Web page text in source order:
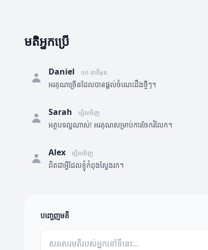
មតិអ្នកប្រើ
Daniel ១០ នាទីមុន
អរគុណច្រើនដែលបានផ្តល់ចំណេះដឹងថ្មីៗ។
Sarah ម្សិលមិញ
អត្ថបទល្អណាស់! អរគុណសម្រាប់ការចែករំលែក។
Alex ម្សិលមិញ
ពិតជាអ្វីដែលខ្ញុំកំពុងស្វែងរក។
បញ្ចេញមតិ